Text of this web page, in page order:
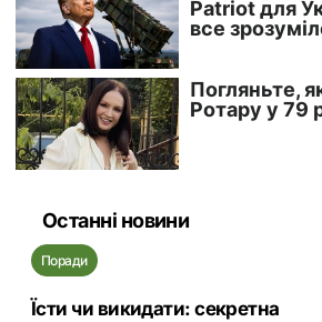
Останні новини
Поради
Їсти чи викидати: секретна